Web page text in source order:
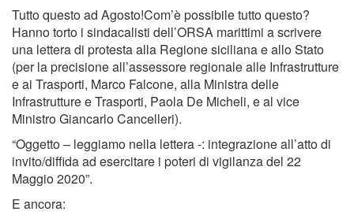
Tutto questo ad Agosto!Com’è possibile tutto questo?
Hanno torto i sindacalisti dell’ORSA marittimi a scrivere
una lettera di protesta alla Regione siciliana e allo Stato
(per la precisione all’assessore regionale alle Infrastrutture
e ai Trasporti, Marco Falcone, alla Ministra delle
Infrastrutture e Trasporti, Paola De Micheli, e al vice
Ministro Giancarlo Cancelleri).
“Oggetto – leggiamo nella lettera -: integrazione all’atto di
invito/diffida ad esercitare i poteri di vigilanza del 22
Maggio 2020”.
E ancora: